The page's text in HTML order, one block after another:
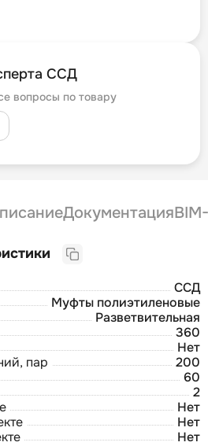
ССД
вопросы по товару
Документация
ССД
Муфты полиэтиленовые
Разветвительная
360
Нет
пар
200
60
2
Нет
Нет
Нет